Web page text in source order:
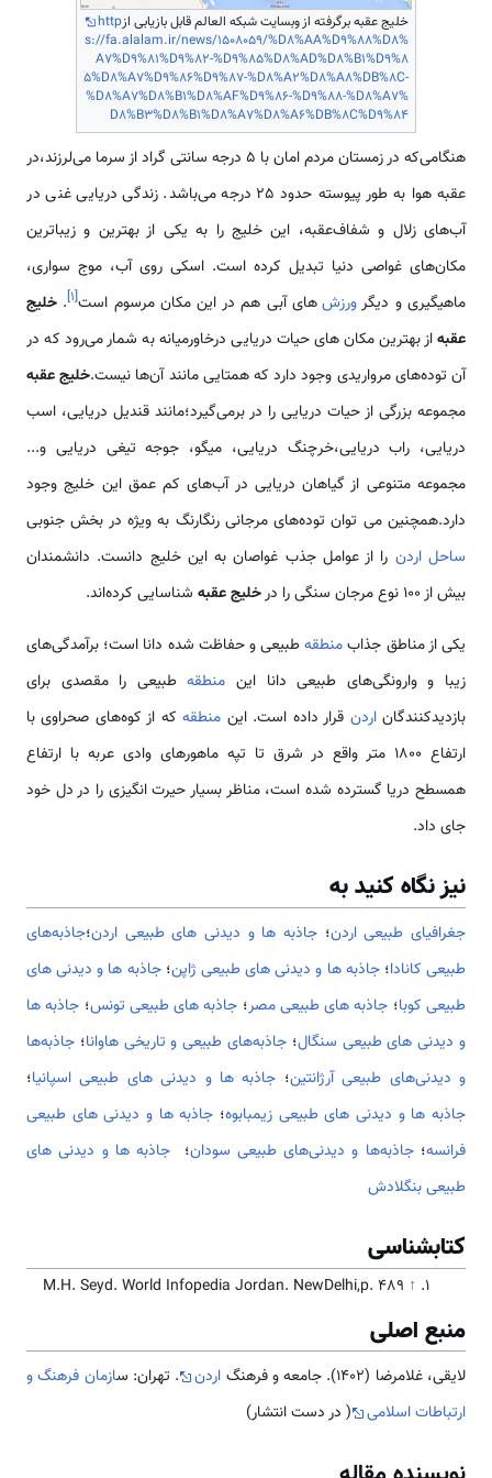
خلیج عقبه برگرفته از وبسایت شبکه العالم قابل بازیابی ازhttp
s://fa.alalam.ir/news/1508059/%D8%AA%D9%88%D8%
A7%D9%81%D9%82-%D9%85%D8%AD%D8%B1%D9%8
5%D8%A7%D9%86%D9%87-%D8%A2%D8%A8%DB%8C-
%D8%A7%D8%B1%D8%AF%D9%86-%D9%88-%D8%A7%
D8%B3%D8%B1%D8%A7%D8%A6%DB%8C%D9%84
هنگامی‌که در زمستان مردم امان با 5 درجه سانتی گراد از سرما می‌لرزند،در
عقبه هوا به طور پیوسته حدود 25 درجه می‌باشد. زندگی دریایی غنی در
آب‌های زلال و شفاف‌عقبه، این خلیج را به یکی از بهترین و زیباترین
مکان‌های غواصی دنیا تبدیل کرده است. اسکی روی آب، موج سواری،
ماهیگیری و دیگرورزشهای آبی هم در این مکان مرسوم است[۱]
. خلیج
عقبهاز بهترین مكان های حیات دریایی درخاورمیانه به شمار می‌رود كه در
آن توده‌های مرواریدی وجود دارد كه همتایی مانند آن‌ها نیست.خلیج عقبه
مجموعه بزرگی از حیات دریایی را در برمی‌گیرد؛مانند قندیل دریایی، اسب
دریایی، راب دریایی،خرچنگ دریایی، میگو، جوجه تیغی دریایی و...
مجموعه متنوعی از گیاهان دریایی در آب‌های كم عمق این خلیج وجود
دارد.همچنین می توان توده‌های مرجانی رنگارنگ به ویژه در بخش جنوبی
ساحل اردن را از عوامل جذب غواصان به این خلیج دانست. دانشمندان
بیش از 100 نوع مرجان سنگی را در
خلیج عقبه شناسایی كرده‌اند.
یكی از مناطق جذابمنطقهطبیعی و حفاظت شده دانا است؛ برآمدگی‌های
زیبا و وارونگی‌های طبیعی دانا این منطقهطبیعی را مقصدی برای
بازدیدكنندگاناردن قرار داده است. این منطقهكه از كوه‌های صحراوی با
ارتفاع 1800 متر واقع در شرق تا تپه ماهورهای وادی عربه با ارتفاع
همسطح دریا گسترده شده است، مناظر بسیار حیرت انگیزی را در دل خود
جای داد.
نیز نگاه کنید به
جغرافیای طبیعی اردن؛ جاذبه ها و دیدنی های طبیعی اردن؛جاذبه‌های
طبيعی کانادا؛جاذبه ها و دیدنی های طبیعی ژاپن؛جاذبه ها و دیدنی های
طبیعی کوبا؛ جاذبه های طبیعی مصر؛ جاذبه های طبیعی تونس؛ جاذبه ها
و دیدنی های طبیعی سنگال؛ جاذبه‌های طبیعی و تاریخی هاوانا؛ جاذبه‌ها
و دیدنی‌های طبیعی آرژانتین؛ جاذبه ها و دیدنی های طبیعی اسپانیا؛
جاذبه ها و دیدنی های طبیعی زیمبابوه؛ جاذبه ها و دیدنی های طبیعی
فرانسه؛جاذبه‌ها و ديدنی‌های طبيعی سودان؛ جاذبه ها و دیدنی های
طبیعی بنگلادش
کتابشناسی
↑
M.H. Seyd. World Infopedia Jordan. NewDelhi,p. 489
منبع اصلی
لایقی، غلامرضا (1402). جامعه و فرهنگ اردن . تهران: سازمان فرهنگ و
ارتباطات اسلامی
( در دست انتشار)